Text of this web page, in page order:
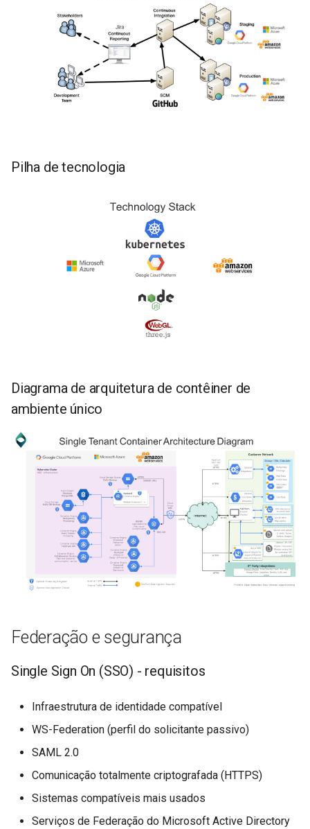
Pilha de tecnologia
Diagrama de arquitetura de contêiner de
ambiente único
Federação e segurança
Single Sign On (SSO) - requisitos
Infraestrutura de identidade compatível
WS-Federation (perfil do solicitante passivo)
SAML 2.0
Comunicação totalmente criptografada (HTTPS)
Sistemas compatíveis mais usados
Serviços de Federação do Microsoft Active Directory